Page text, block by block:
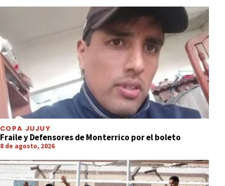
COPA JUJUY
Fraile y Defensores de Monterrico por el boleto
8 de agosto, 2026